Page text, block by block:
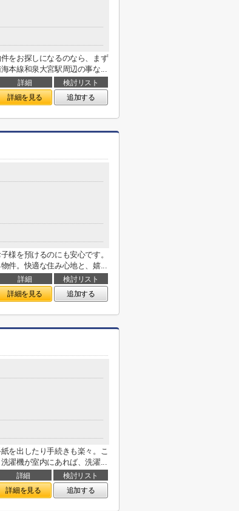
をお探しになるのなら、まず
本線和泉大宮駅周辺の事な...
詳細
検討リスト
詳細を見る 追加する
様を預けるのにも安心です。
件。快適な住み心地と、嬉...
詳細
検討リスト
詳細を見る 追加する
を出したり手続きも楽々。こ
濯機が室内にあれば、洗濯...
詳細
検討リスト
詳細を見る 追加する